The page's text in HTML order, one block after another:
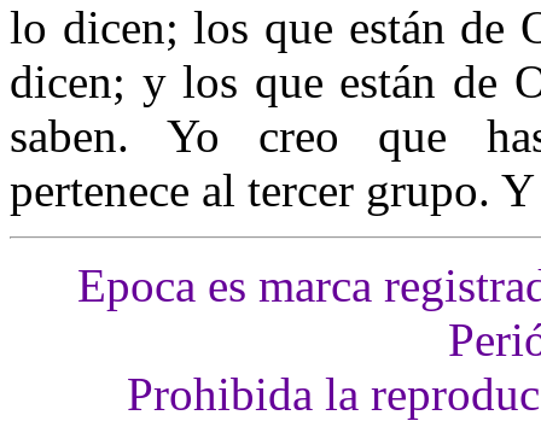
lo dicen; los que están de
dicen; y los que están de
saben. Yo creo que
pertenece al tercer grupo.
Epoca es marca
Prohibida la